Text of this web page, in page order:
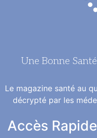
Une Bonne
Le magazine santé au
décrypté par les
Accès Rapide